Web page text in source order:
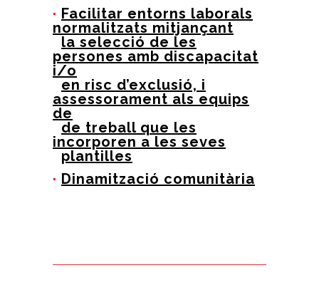
· Facilitar entorns laborals
normalitzats mitjançant
la selecció de les
persones amb discapacitat
i/o
en risc d’exclusió, i
assessorament als equips
de
de treball que les
incorporen a les seves
plantilles
· Dinamització comunitària